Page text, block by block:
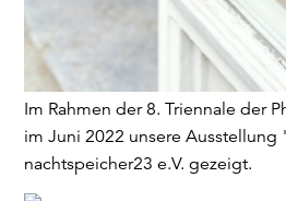
Im Rahmen der 8. Triennale der
im Juni 2022 unsere
nachtspeicher23 e.V. gezeigt.